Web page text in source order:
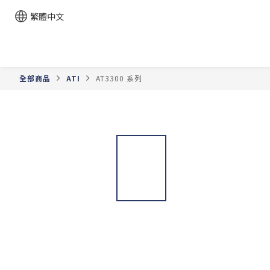
繁體中文
全部商品 ATI AT3300 系列